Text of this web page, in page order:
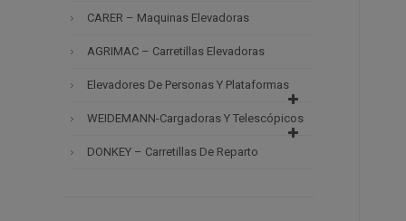
CARER – Maquinas Elevadoras
AGRIMAC – Carretillas Elevadoras
Elevadores De Personas Y Plataformas
WEIDEMANN-Cargadoras Y Telescópicos
DONKEY – Carretillas De Reparto